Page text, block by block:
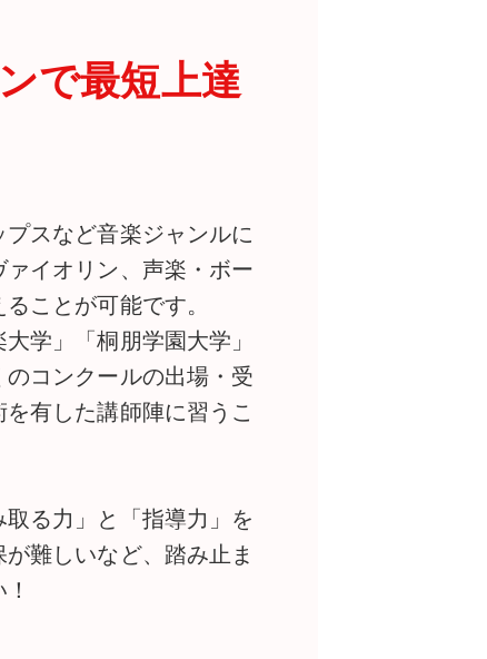
で最短上達
スなど音楽ジャンルに
イオリン、声楽・ボー
ことが可能です。
学」「桐朋学園大学」
コンクールの出場・受
有した講師陣に習うこ
る力」と「指導力」を
難しいなど、踏み止ま